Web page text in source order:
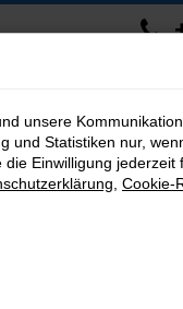
unsere
und Statistiken nur,
Einwilligung jederzeit
Cookie-